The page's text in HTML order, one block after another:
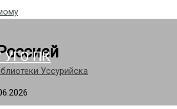
УГО ПК
Уссурийска